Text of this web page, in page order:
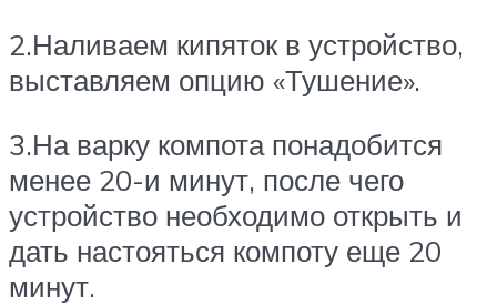
2.Наливаем кипяток в устройство,
выставляем опцию «Тушение».
3.На варку компота понадобится
менее 20-и минут, после чего
устройство необходимо открыть и
дать настояться компоту еще 20
минут.